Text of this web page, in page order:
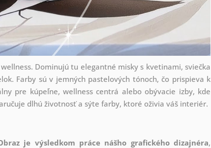
Dominujú tu elegantné misky s kvetinami, sviečka
Farby sú v jemných pastelových tónoch, čo prispieva k
pre kúpeľne, wellness centrá alebo obývacie izby, kde
dlhú životnosť a sýte farby, ktoré oživia váš interiér.
je výsledkom práce nášho grafického dizajnéra,